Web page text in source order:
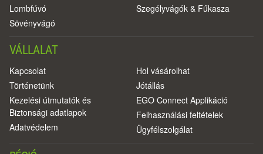
Lombfúvó
Sövényvágó
Szegélyvágók & Fűkasza
VÁLLALAT
Kapcsolat
Történetünk
Kezelési útmutatók és
Biztonsági adatlapok
Adatvédelem
Hol vásárolhat
Jótállás
EGO Connect Applikáció
Felhasználási feltételek
Ügyfélszolgálat